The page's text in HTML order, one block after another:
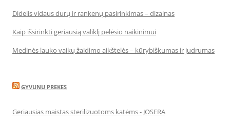
Didelis vidaus durų ir rankenų pasirinkimas – dizainas
Kaip išsirinkti geriausią valiklį pelėsio naikinimui
Medinės lauko vaikų žaidimo aikštelės – kūrybiškumas ir judrumas
GYVUNU PREKES
Geriausias maistas sterilizuotoms katėms - JOSERA